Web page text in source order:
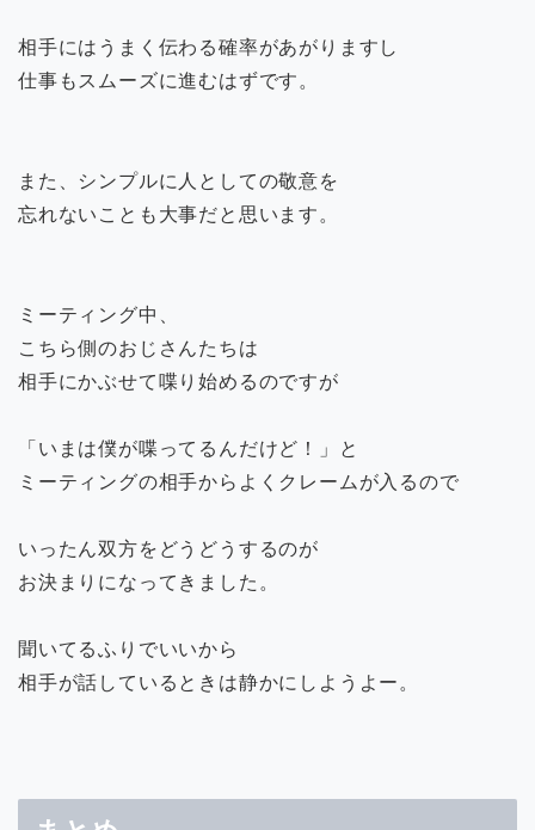
相手にはうまく伝わる確率があがりますし
仕事もスムーズに進むはずです。
また、シンプルに人としての敬意を
忘れないことも大事だと思います。
ミーティング中、
こちら側のおじさんたちは
相手にかぶせて喋り始めるのですが
「いまは僕が喋ってるんだけど！」と
ミーティングの相手からよくクレームが入るので
いったん双方をどうどうするのが
お決まりになってきました。
聞いてるふりでいいから
相手が話しているときは静かにしようよー。